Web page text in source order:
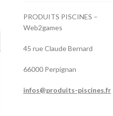
PRODUITS PISCINES –
Web2games
45 rue Claude Bernard
66000 Perpignan
infos@produits-piscines.fr